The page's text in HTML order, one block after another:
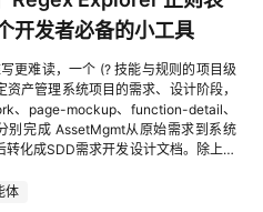
；如果保持仓库原始 src/ 目录结构上
中的 src.main.handler。本
在 FunctionGraph 中增加 TIMER 触发
函数后，使用空 JSON 事件进行同步
，返回体中包含 message: 巡检完
报告。本次 FunctionGraph 测试统计
38严重问题3警告问题35执行耗时约
。控制台日志：巡检过程输出到
视频的案例实操需要完整体现，并配
重要！！！注意保留视频源文件，视
形式分值释义分值阶梯总分值案例影响
性1:浏览数达到100；2:浏览数达到
响性1:浏览数达到150；2:浏览数达到
点以文字+截图的形式进行说明1：实
考官方提供模版，可读性好，有关键
执行后效果介绍和展示关键节点以图文
your mailbox.4.3 这一步意味着什
实例邮箱身份Agent Mail 分配的
属邮箱的操作权限安全边界你的个人
在 Agent Mail 后台查看收发记录和授
五、第一次实战：让 AI 收发邮件5.1 从
搜索邮件，不要一上来就发信。任务
解决：可行度打分系统（需求可行性
）问题3：不知道如何设计MVP痛
不知道如何合规落地痛点：担心法律
合规落地指导（主体注册、财税规
何获取首批用户痛点：产品做好了但
（获客渠道、定价策略、付费验证）问
但不知道如何放大收入、实现一人规
创业书籍/课程创业社群OPC智脑成本
价值才能覆盖其算力成本。这种基于
养成熟AI工程师的关键一环。结语：
】多智能体开发特训营就像是一座桥
在这里，学员完成了从“学徒”到“指挥
的参数与概率，而是抬起头，审视由
。当AI成为一个能够分工、协作甚至
是单纯的工具，而是一个数字化的军
需要的新型教育形态。
渲染层以及字体列表等深度检测
，必须采用进程级的沙盒隔离技术，
、LocalStorage及硬件参数。同
跨区域、跨设备的物理级映射，让每
像。最后，我认为最深刻的认知转变
去破解风控规则，不如重新审视多账
用系统漏洞进行大规模批量注册的灰产
系所反噬。我们应当将多线程架构应
测试。唯有摒弃破坏性的攻击思维，转
开发者必备的小工具
更难读，一个 (? 技能与规则的项目级
产管理系统项目的需求、设计阶段，
、page-mockup、function-detail、
完成 AssetMgmt从原始需求到系统
化成SDD需求开发设计文档。除上述
题风格（线性美学、极简现代、苹果
体